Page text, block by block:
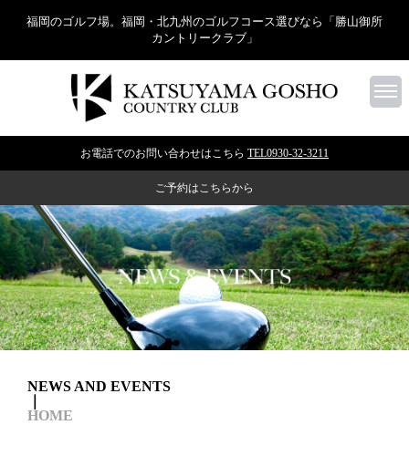
福岡のゴルフ場。福岡・北九州のゴルフコース選びなら「勝山御所
カントリークラブ」
お電話でのお問い合わせはこちら TEL0930-32-3211
ご予約はこちらから
HOME
NEWS AND EVENTS